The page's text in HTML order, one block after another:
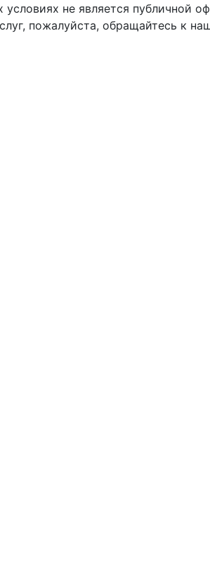
не является публичной
пожалуйста, обращайтесь к